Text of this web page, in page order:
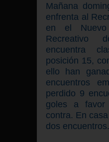
Mañana
enfrenta al
en el Nuevo
Recreativo
encuentra
posición 15,
ello han
encuentros
perdido 9
goles a
contra. En
dos encuentros.